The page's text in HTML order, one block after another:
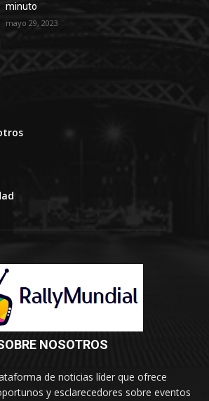
minuto
mayo 29, 2023
NOSOTROS
de noticias líder que ofrece
y esclarecedores sobre eventos